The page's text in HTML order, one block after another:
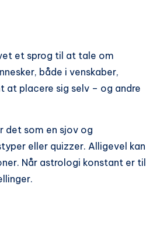
et sprog til at tale om
både i venskaber,
placere sig selv – og andre
det som en sjov og
eller quizzer. Alligevel kan
Når astrologi konstant er til